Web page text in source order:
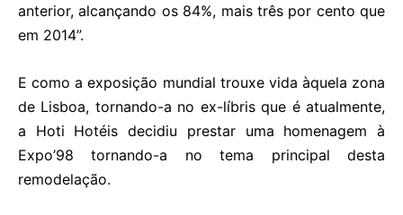
anterior, alcançando os 84%, mais três por cento que
em 2014”.
E como a exposição mundial trouxe vida àquela zona
de Lisboa, tornando-a no ex-líbris que é atualmente,
a Hoti Hotéis decidiu prestar uma homenagem à
Expo’98 tornando-a no tema principal desta
remodelação.